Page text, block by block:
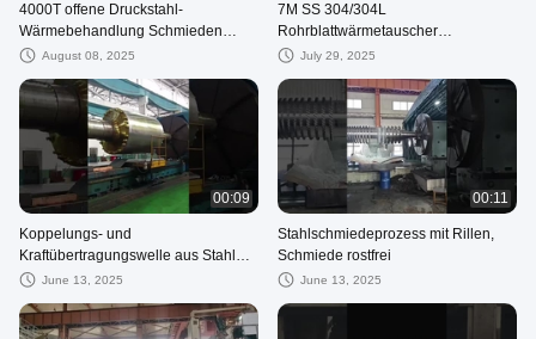
4000T offene Druckstahl-
Wärmebehandlung Schmieden
Schwerlast-Gangwelle Achse
August 08, 2025
7M SS 304/304L
Rohrblattwärmetauscher
Edelstahlschmieden
July 29, 2025
00:09
Koppelungs- und
Kraftübertragungswelle aus Stahl
4340 4140 18CrNiMo7-6 4330
June 13, 2025
00:11
Stahlschmiedeprozess mit Rillen,
Schmiede rostfrei
June 13, 2025